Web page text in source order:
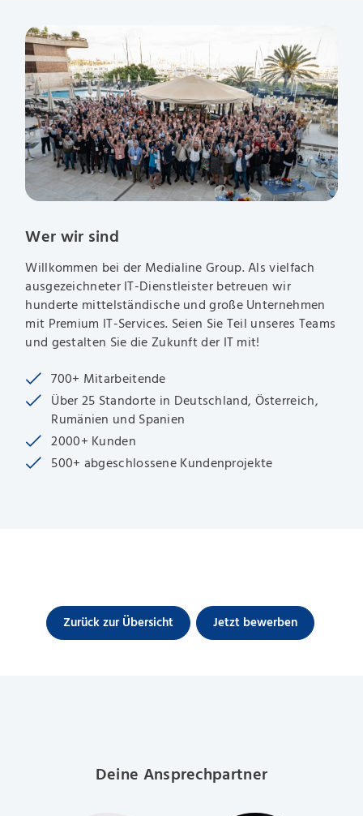
Wer wir sind
Willkommen bei der Medialine Group. Als vielfach
ausgezeichneter IT-Dienstleister betreuen wir
hunderte mittelständische und große Unternehmen
mit Premium IT-Services. Seien Sie Teil unseres Teams
und gestalten Sie die Zukunft der IT mit!
700+ Mitarbeitende
Über 25 Standorte in Deutschland, Österreich,
Rumänien und Spanien
2000+ Kunden
500+ abgeschlossene Kundenprojekte
Zurück zur Übersicht Jetzt bewerben
Deine Ansprechpartner